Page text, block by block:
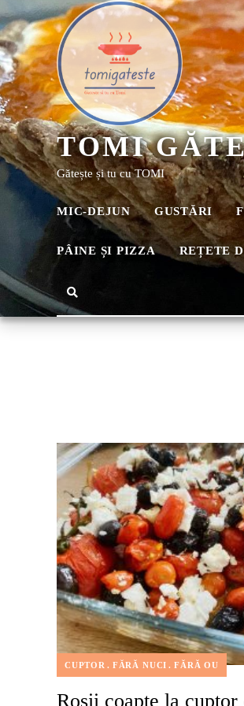
TOMI
Gătește și tu cu TOMI
MIC-DEJUN GUSTĂRI
PÂINE ȘI PIZZA REȚETE
CUPTOR FĂRĂ NUCI FĂRĂ OU
Roșii coapte la cuptor